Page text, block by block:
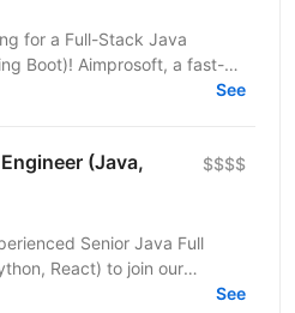
for a Full-Stack Java
a fast-
for a Full-Stack Java...
See
(Java,
$$$$
Senior Java Full
React) to join our
See